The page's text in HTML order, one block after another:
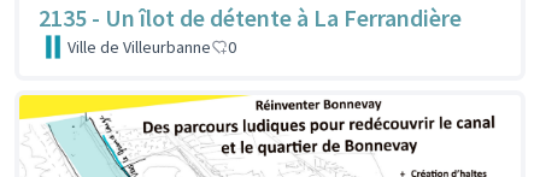
2135 - Un îlot de détente à La Ferrandière
Ville de Villeurbanne 0